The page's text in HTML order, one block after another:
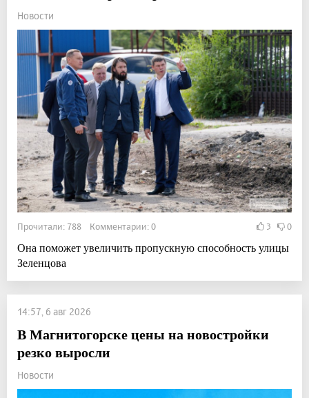
Новости
Прочитали: 788 Комментарии: 0 3 0
Она поможет увеличить пропускную способность улицы
Зеленцова
14:57, 6 авг 2026
В Магнитогорске цены на новостройки
резко выросли
Новости